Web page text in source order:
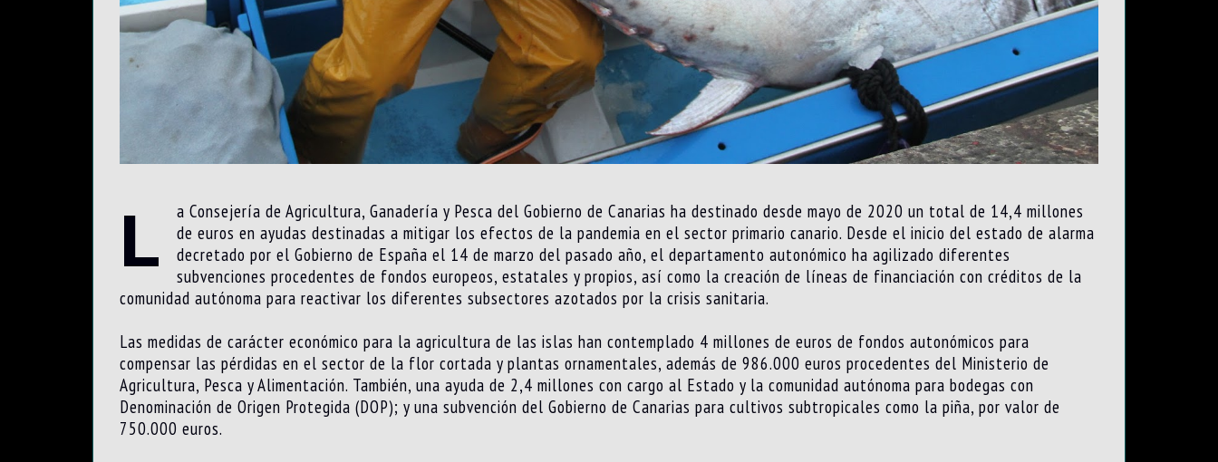
L
a Consejería de Agricultura, Ganadería y Pesca del Gobierno de Canarias ha destinado desde mayo de 2020 un total de 14,4 millones
de euros en ayudas destinadas a mitigar los efectos de la pandemia en el sector primario canario. Desde el inicio del estado de alarma
decretado por el Gobierno de España el 14 de marzo del pasado año, el departamento autonómico ha agilizado diferentes
subvenciones procedentes de fondos europeos, estatales y propios, así como la creación de líneas de financiación con créditos de la
comunidad autónoma para reactivar los diferentes subsectores azotados por la crisis sanitaria.
Las medidas de carácter económico para la agricultura de las islas han contemplado 4 millones de euros de fondos autonómicos para
compensar las pérdidas en el sector de la flor cortada y plantas ornamentales, además de 986.000 euros procedentes del Ministerio de
Agricultura, Pesca y Alimentación. También, una ayuda de 2,4 millones con cargo al Estado y la comunidad autónoma para bodegas con
Denominación de Origen Protegida (DOP); y una subvención del Gobierno de Canarias para cultivos subtropicales como la piña, por valor de
750.000 euros.